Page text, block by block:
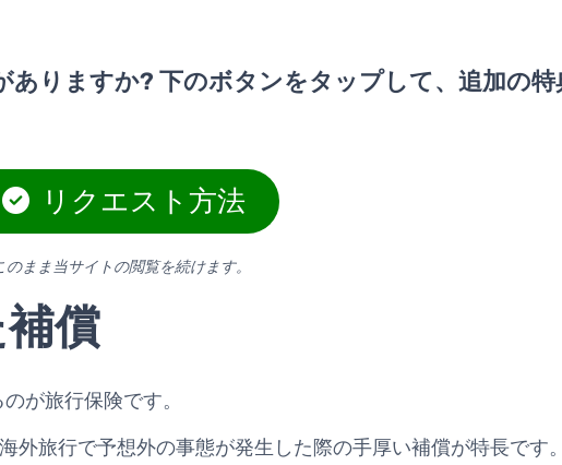
りますか? 下のボタンをタップして、追加の特
リクエスト方法
のまま当サイトの閲覧を続けます。
償
が旅行保険です。
外旅行で予想外の事態が発生した際の手厚い補償が特長です。